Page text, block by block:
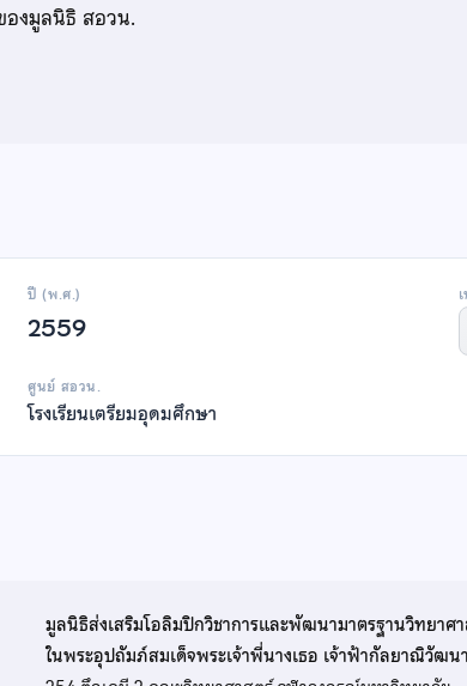
องมูลนิธิ สอวน.
ปี (พ.ศ.)
2559
ศูนย์ สอวน.
โรงเรียนเตรียมอุดมศึกษา
มูลนิธิส่งเสริมโอลิมปิกวิชาการและพัฒนามาตรฐานวิทยาศ
ในพระอุปถัมภ์สมเด็จพระเจ้าพี่นางเธอ เจ้าฟ้ากัลยาณิวัฒ